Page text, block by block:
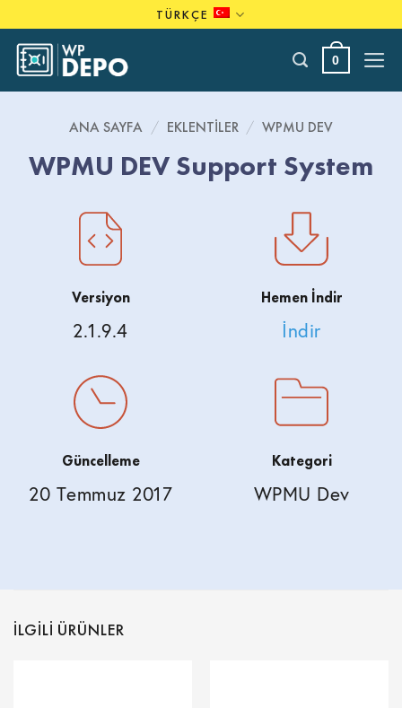
to
content
TÜRKÇE
0
ANA SAYFA / EKLENTILER / WPMU DEV
WPMU DEV Support System
Versiyon
2.1.9.4
Hemen İndir
İndir
Güncelleme
20 Temmuz 2017
Kategori
WPMU Dev
İLGILI ÜRÜNLER